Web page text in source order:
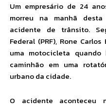
Um empresário de 24
morreu na manhã
acidente de trânsito.
Federal (PRF), Rone
uma motocicleta
caminhão em uma
urbano da cidade.
O acidente aconteceu